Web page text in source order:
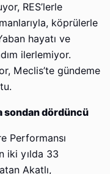
RES’lerle
köprülerle
hayatı ve
ilerlemiyor.
Meclis’te gündeme
sondan dördüncü
Performansı
iki yılda 33
Akatlı,